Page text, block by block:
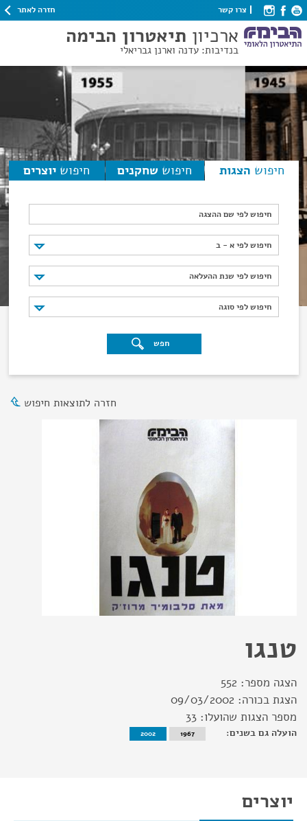
צרו קשר חזרה לאתר
ארכיון תיאטרון הבימה
בנדיבות: עדנה וארנן גבריאלי
חיפוש הצגות חיפוש שחקנים חיפוש יוצרים
חיפוש לפי שם ההצגה
חיפוש לפי א - ב
חיפוש לפי א - ב
חיפוש לפי שנת ההעלאה
חיפוש לפי שנת ההעלאה
חיפוש לפי סוגה
חיפוש לפי סוגה
חפש
חזרה לתוצאות חיפוש
טנגו
הצגה מספר: 552
הצגת בכורה: 09/03/2002
מספר הצגות שהועלו: 33
הועלה גם בשנים: 1967
2002
יוצרים